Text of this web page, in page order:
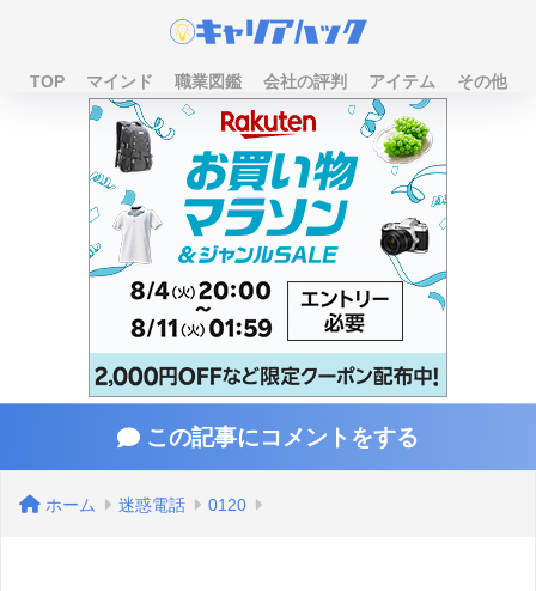
TOP マインド 職業図鑑 会社の評判 アイテム その他
この記事にコメントをする
ホーム 迷惑電話 0120